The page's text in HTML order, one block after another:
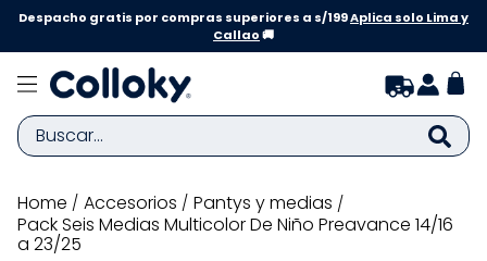
Despacho gratis por compras superiores a s/199Aplica solo Lima y
Callao🚚
Buscar...
accesorios
pantys y medias
Pack Seis Medias Multicolor De Niño Preavance 14/16
a 23/25
TÉRMINOS MÁS BUSCADOS
1.
zapatillas niña